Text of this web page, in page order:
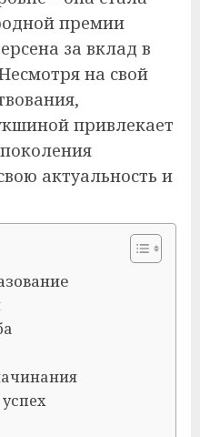
премии
за вклад в
на свой
привлекает
актуальность и